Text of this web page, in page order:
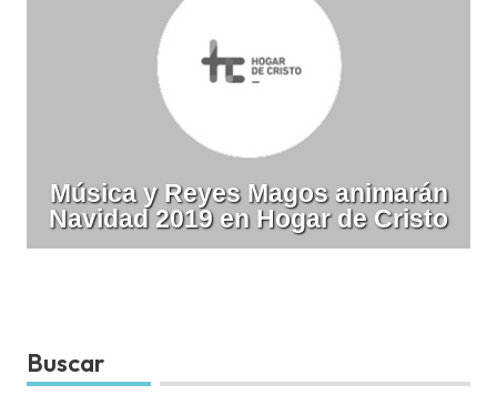
Música y Reyes Magos animarán
Navidad 2019 en Hogar de Cristo
Buscar